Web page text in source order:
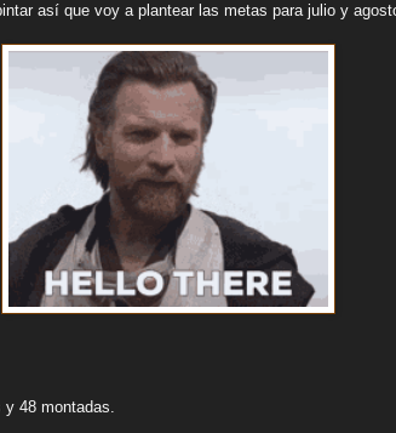
así que voy a plantear las metas para julio y
48 montadas